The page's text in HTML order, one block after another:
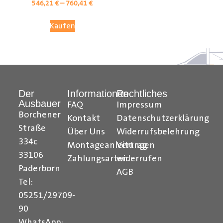
546,21€–760,41€
Kaufen
Der
Ausbauer
Borchener
Straße
334c
33106
Paderborn
Tel:
05251/29709-
90
Informationen
FAQ
Kontakt
Über Uns
Montageanleitungen
Zahlungsarten
Rechtliches
Impressum
Datenschutzerklärung
Widerrufsbelehrung
Vertrag
widerrufen
AGB